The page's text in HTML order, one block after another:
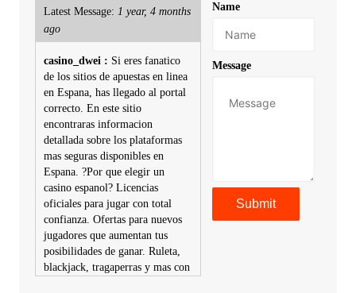
Latest Message: 1 year, 4 months
ago
casino_dwei : Si eres fanatico
de los sitios de apuestas en linea
en Espana, has llegado al portal
correcto. En este sitio
encontraras informacion
detallada sobre los plataformas
mas seguras disponibles en
Espana. ?Por que elegir un
casino espanol? Licencias
oficiales para jugar con total
confianza. Ofertas para nuevos
jugadores que aumentan tus
posibilidades de ganar. Ruleta,
blackjack, tragaperras y mas con
Name
Message